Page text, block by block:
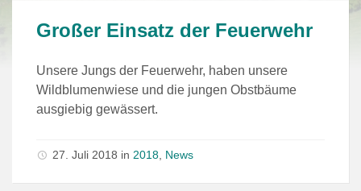
Großer Einsatz der Feuerwehr
Unsere Jungs der Feuerwehr, haben unsere
Wildblumenwiese und die jungen Obstbäume
ausgiebig gewässert.
27. Juli 2018 in 2018 News